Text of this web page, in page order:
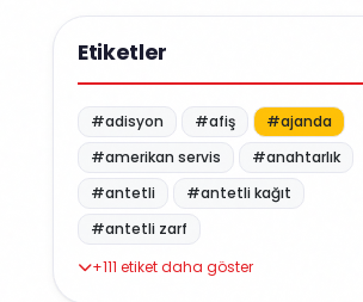
Etiketler
#adisyon #afiş
#ajanda
#amerikan servis
#anahtarlık
#antetli
#antetli kağıt
#antetli zarf
+111 etiket daha göster